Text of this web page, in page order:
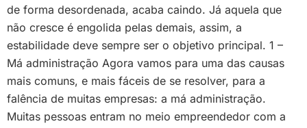
de forma desordenada, acaba caindo. Já aquela que
não cresce é engolida pelas demais, assim, a
estabilidade deve sempre ser o objetivo principal. 1 –
Má administração Agora vamos para uma das causas
mais comuns, e mais fáceis de se resolver, para a
falência de muitas empresas: a má administração.
Muitas pessoas entram no meio empreendedor com a